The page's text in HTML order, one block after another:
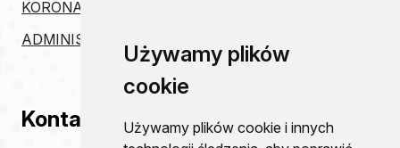
Używamy plików
cookie
Używamy plików cookie i innych
KORONAWIRUS
ADMINISTRACJA
Kontakt